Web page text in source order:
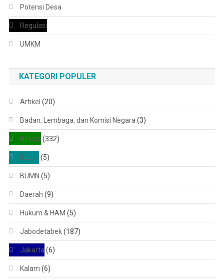
Potensi Desa
Regulasi
UMKM
KATEGORI POPULER
Artikel (20)
Badan, Lembaga, dan Komisi Negara (3)
Bekasi (332)
Bogor(5)
BUMN (5)
Daerah (9)
Hukum & HAM (5)
Jabodetabek(187)
Jakarta (6)
Kalam (6)